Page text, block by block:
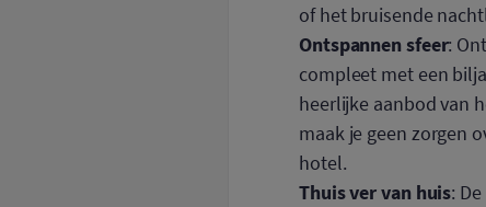
of het bruisende
Ontspannen sfeer:
compleet met een
heerlijke aanbod van
maak je geen zorgen
hotel.
Thuis ver van huis: